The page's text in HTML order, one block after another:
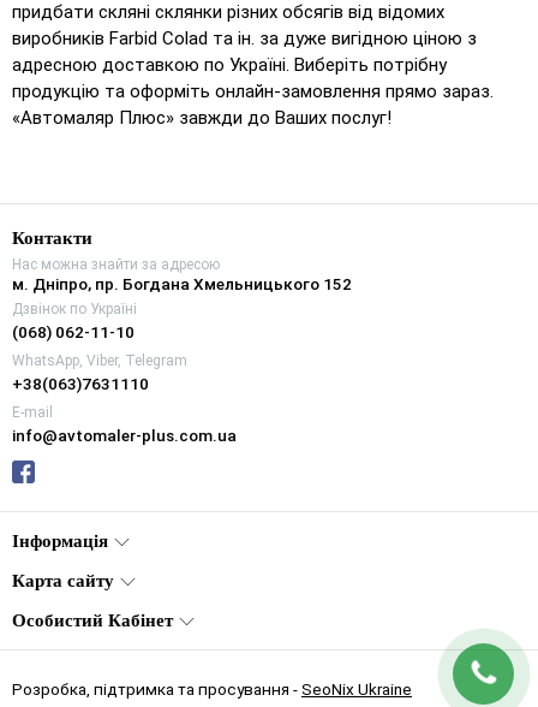
придбати скляні склянки різних обсягів від відомих
виробників Farbid Colad та ін. за дуже вигідною ціною з
адресною доставкою по Україні. Виберіть потрібну
продукцію та оформіть онлайн-замовлення прямо зараз.
«Автомаляр Плюс» завжди до Ваших послуг!
Контакти
Нас можна знайти за адресою
м. Дніпро, пр. Богдана Хмельницького 152
Дзвінок по Україні
(068) 062-11-10
WhatsApp, Viber, Telegram
+38(063)7631110
E-mail
info@avtomaler-plus.com.ua
Інформація
Карта сайту
Особистий Кабінет
Розробка, підтримка та просування -SeoNix Ukraine